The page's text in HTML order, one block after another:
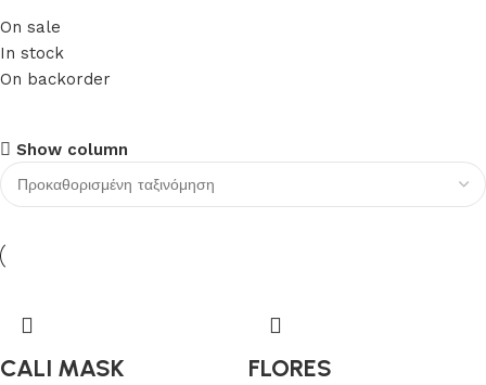
On sale
In stock
On backorder
Discount 10%
Shop Now
Show column
CALI MASK FLORES